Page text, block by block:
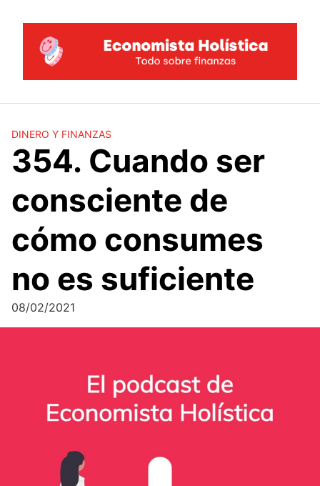
contenido
DINERO Y FINANZAS
354. Cuando ser
consciente de
cómo consumes
no es suficiente
08/02/2021